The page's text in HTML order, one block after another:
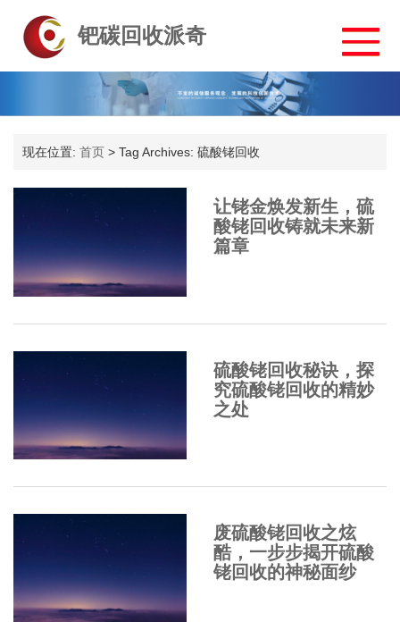
钯碳回收派奇
现在位置: 首页 > Tag Archives: 硫酸铑回收
让铑金焕发新生，硫
酸铑回收铸就未来新
篇章
硫酸铑回收秘诀，探
究硫酸铑回收的精妙
之处
废硫酸铑回收之炫
酷，一步步揭开硫酸
铑回收的神秘面纱